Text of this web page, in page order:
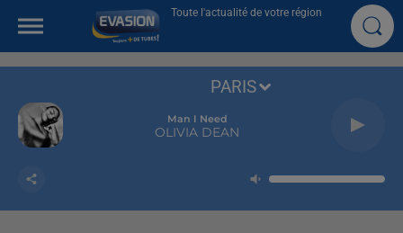
Toute l'actualité de votre région
Man I Need
OLIVIA DEAN
PARIS